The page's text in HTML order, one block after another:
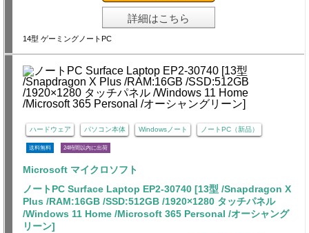
詳細はこちら
14型 ゲーミングノートPC
ハードウェア パソコン本体 Windowsノート ノートPC（新品）
送料無料 24時間以内に出荷
Microsoft マイクロソフト
ノートPC Surface Laptop EP2-30740 [13型 /Snapdragon X
Plus /RAM:16GB /SSD:512GB /1920×1280 タッチパネル
/Windows 11 Home /Microsoft 365 Personal /オーシャング
リーン]